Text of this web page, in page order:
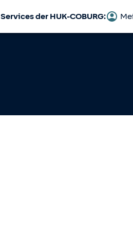
Services der HUK-COBURG: